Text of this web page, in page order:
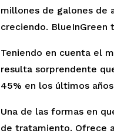
millones de galones de
creciendo. BlueInGreen
Teniendo en cuenta el
resulta sorprendente
45% en los últimos
Una de las formas en
de tratamiento. Ofrece